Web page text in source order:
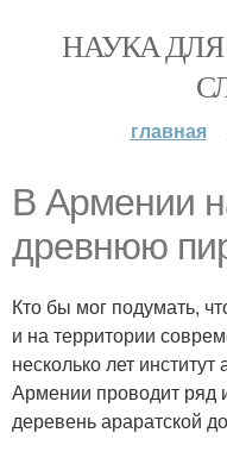
НАУКА
главная
В Армении
древнюю
Кто бы мог подумать,
и на территории
несколько лет
Армении проводит ряд
деревень араратской